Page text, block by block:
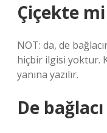
Çiçekte
NOT: da, de
hiçbir ilgisi yoktur.
yanına yazılır.
De